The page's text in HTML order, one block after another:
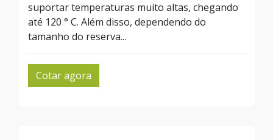
suportar temperaturas muito altas, chegando
até 120 ° C. Além disso, dependendo do
tamanho do reserva...
Cotar agora